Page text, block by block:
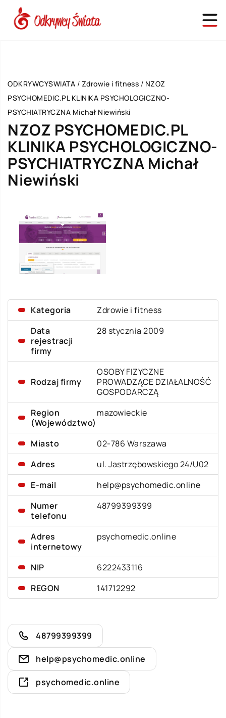
ODKRYWCYSWIATA / Zdrowie i fitness / NZOZ
PSYCHOMEDIC.PL KLINIKA PSYCHOLOGICZNO-
PSYCHIATRYCZNA Michał Niewiński
NZOZ PSYCHOMEDIC.PL
KLINIKA PSYCHOLOGICZNO-
PSYCHIATRYCZNA Michał
Niewiński
Kategoria
Zdrowie i fitness
Data
rejestracji
firmy
28 stycznia 2009
Rodzaj firmy
OSOBY FIZYCZNE
PROWADZĄCE DZIAŁALNOŚĆ
GOSPODARCZĄ
Region
(Województwo)
mazowieckie
Miasto
02-786 Warszawa
Adres
ul. Jastrzębowskiego 24/U02
E-mail
help@psychomedic.online
Numer
telefonu
48799399399
Adres
internetowy
psychomedic.online
NIP
6222433116
REGON
141712292
48799399399
help@psychomedic.online
psychomedic.online